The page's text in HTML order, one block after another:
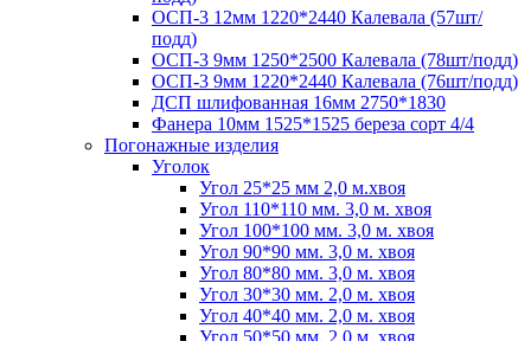
ОСП-3 12мм 1220*2440 Калевала (57шт/
подд)
ОСП-3 9мм 1250*2500 Калевала (78шт/подд)
ОСП-3 9мм 1220*2440 Калевала (76шт/подд)
ДСП шлифованная 16мм 2750*1830
Фанера 10мм 1525*1525 береза сорт 4/4
Погонажные изделия
Уголок
Угол 25*25 мм 2,0 м.хвоя
Угол 110*110 мм. 3,0 м. хвоя
Угол 100*100 мм. 3,0 м. хвоя
Угол 90*90 мм. 3,0 м. хвоя
Угол 80*80 мм. 3,0 м. хвоя
Угол 30*30 мм. 2,0 м. хвоя
Угол 40*40 мм. 2,0 м. хвоя
Угол 50*50 мм. 2,0 м. хвоя